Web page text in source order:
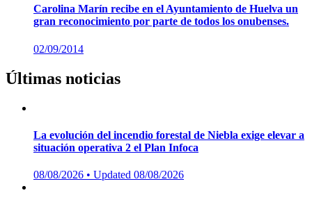
Carolina Marín recibe en el Ayuntamiento de Huelva un
gran reconocimiento por parte de todos los onubenses.
Posted
02/09/2014
Últimas noticias
La evolución del incendio forestal de Niebla exige elevar a
situación operativa 2 el Plan Infoca
Posted
08/08/2026 • Updated 08/08/2026